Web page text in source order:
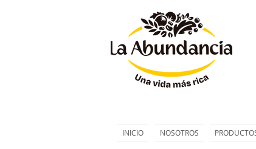
INICIO NOSOTROS